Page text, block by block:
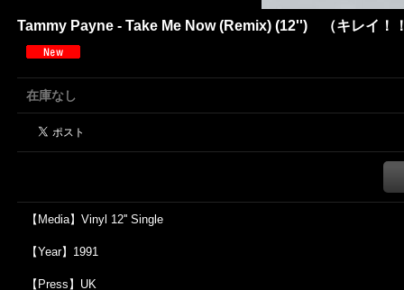
Tammy Payne - Take Me Now (Remix) (12'') （キレイ！
在庫なし
【Media】Vinyl 12'' Single
【Year】1991
【Press】UK